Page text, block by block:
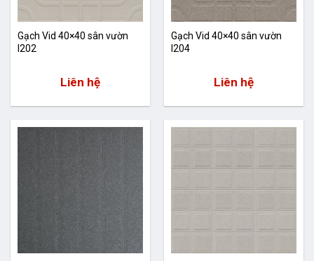
Gạch Vid 40×40 sân vườn
I202
Liên hệ
Gạch Vid 40×40 sân vườn
I204
Liên hệ